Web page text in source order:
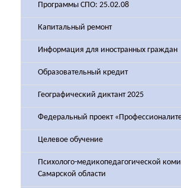
Программы СПО: 25.02.08
Капитальный ремонт
Информация для иностранных граждан
Образовательный кредит
Географический диктант 2025
Федеральный проект
Целевое обучение
Психолого-медикопедагогической
Самарской области